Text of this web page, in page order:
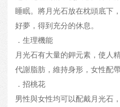
睡眠。將月光石放在枕頭底下
好夢，得到充分的休息。
．生理機能
月光石有大量的鉀元素，使人
代謝脂肪，維持身形，女性配
．招桃花
男性與女性均可以配戴月光石